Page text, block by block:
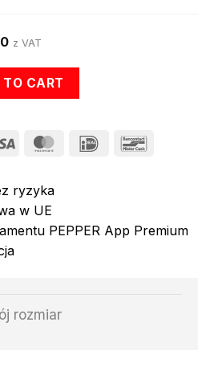
z VAT
NOVA:kombinezon PEPPER
TO CART
Visa MasterCard
IDeal
ryzyka
w UE
PEPPER App Premium
rozmiar